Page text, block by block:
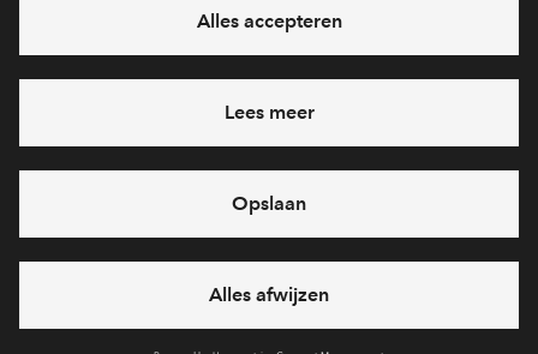
Heb je een vraag en wil je direct antwoord? Bel ons op088
vandaag van 09:00 - 18:00 uur